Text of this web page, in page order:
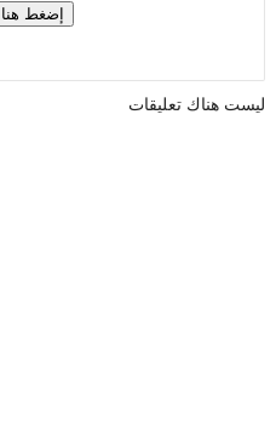
ليست هناك تعليقات